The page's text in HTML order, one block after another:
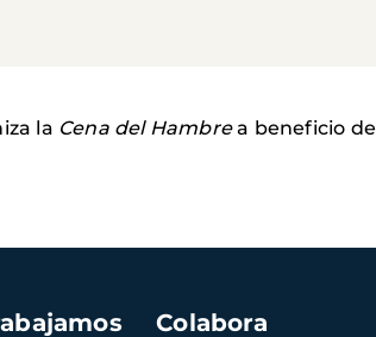
la Cena del Hambrea beneficio de
Colabora